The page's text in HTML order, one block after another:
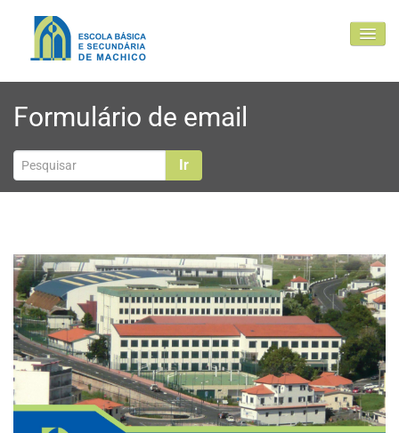
EBSM
Comunidade Educativa
Clubes e projetos
Atualidade
Formulário de email
Ir